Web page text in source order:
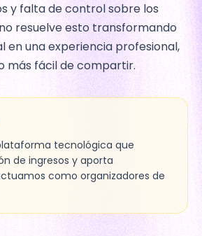
y falta de control sobre los
resuelve esto transformando
en una experiencia profesional,
más fácil de compartir.
tecnológica que
de ingresos y aporta
como organizadores de